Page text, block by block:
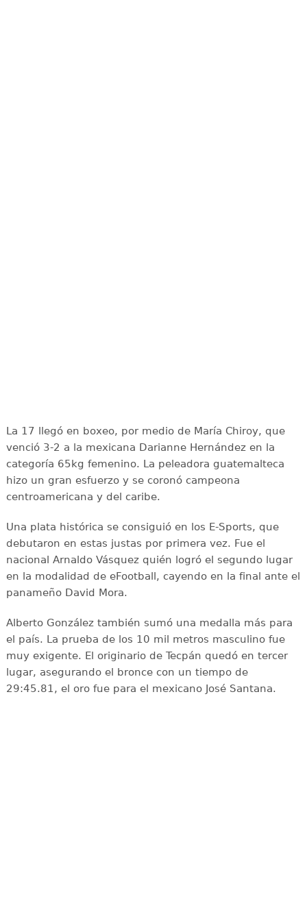
La 17 llegó en boxeo, por medio de María Chiroy, que
venció 3-2 a la mexicana Darianne Hernández en la
categoría 65kg femenino. La peleadora guatemalteca
hizo un gran esfuerzo y se coronó campeona
centroamericana y del caribe.
Una plata histórica se consiguió en los E-Sports, que
debutaron en estas justas por primera vez. Fue el
nacional Arnaldo Vásquez quién logró el segundo lugar
en la modalidad de eFootball, cayendo en la final ante el
panameño David Mora.
Alberto González también sumó una medalla más para
el país. La prueba de los 10 mil metros masculino fue
muy exigente. El originario de Tecpán quedó en tercer
lugar, asegurando el bronce con un tiempo de
29:45.81, el oro fue para el mexicano José Santana.